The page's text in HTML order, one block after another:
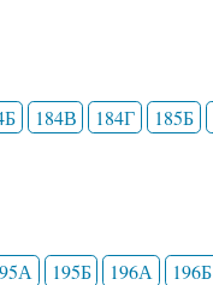
184В 184Г 185Б
195Б 196А 196Б